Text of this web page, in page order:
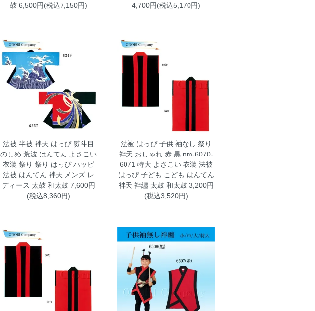
鼓 6,500円(税込7,150円)
4,700円(税込5,170円)
法被 半被 袢天 はっぴ 熨斗目
のしめ 荒波 はんてん よさこい
衣装 祭り 祭り はっぴ ハッピ
法被 はんてん 袢天 メンズ レ
ディース 太鼓 和太鼓 7,600円
(税込8,360円)
法被 はっぴ 子供 袖なし 祭り
袢天 おしゃれ 赤 黒 nm-6070-
6071 特大 よさこい 衣装 法被
はっぴ 子ども こども はんてん
袢天 袢纏 太鼓 和太鼓 3,200円
(税込3,520円)